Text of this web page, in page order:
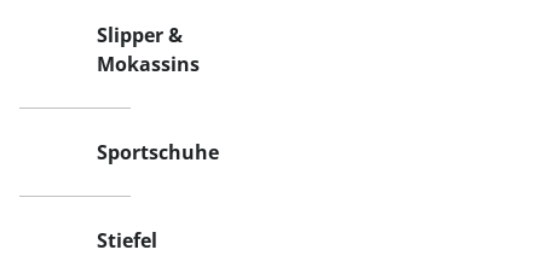
Slipper &
Mokassins
Sportschuhe
Stiefel